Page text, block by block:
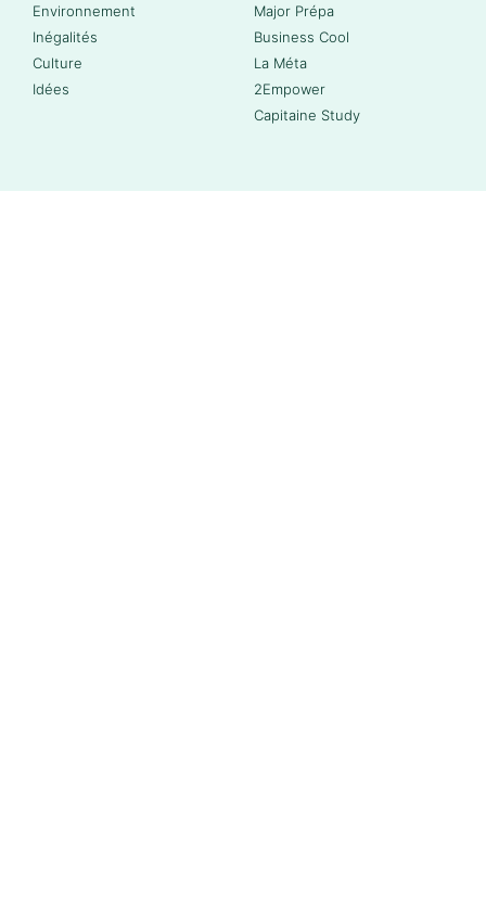
Environnement
Inégalités
Culture
Idées
Major Prépa
Business Cool
La Méta
2Empower
Capitaine Study